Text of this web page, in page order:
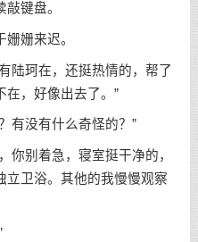
键盘。
姗来迟。
珂在，还挺热情的，帮了
在，好像出去了。”
没有什么奇怪的？”
别着急，寝室挺干净的，
立卫浴。其他的我慢慢观察